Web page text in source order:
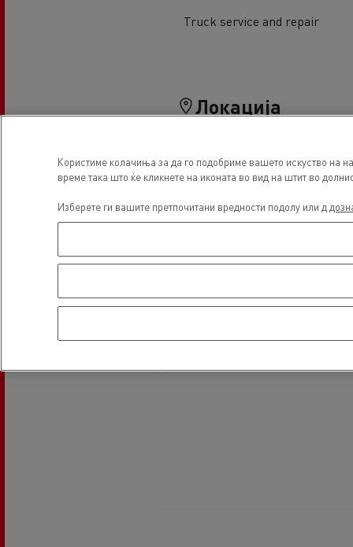
Truck service and repair
Локација
Користиме колачиња за да го подобриме вашето искуство на
време така што ќе кликнете на иконата во вид на штит во
Изберете ги вашите претпочитани вредности подолу или д